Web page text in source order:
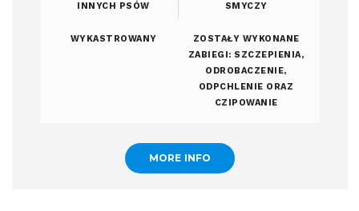
INNYCH PSÓW
SMYCZY
WYKASTROWANY
ZOSTAŁY WYKONANE
ZABIEGI: SZCZEPIENIA,
ODROBACZENIE,
ODPCHLENIE ORAZ
CZIPOWANIE
MORE INFO